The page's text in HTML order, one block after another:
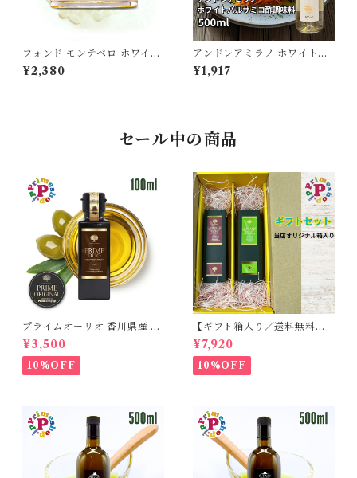
フォンド モンテベロ ホワイト
バルサミコ パール モデナ産50
g FONDO MONTEBELLO
¥2,380
アンドレアミラノ ホワイトバ
ルサミコ酢調味料 Andrea Mi
lano del Duomo
¥1,917
セール中の商品
プライムオーリオ 香川県産 ミ
ッション種100% エキストラ
バージンオリーブオイル フー
ドアドベンチャー PRIME 高
級
¥3,500
10%OFF
【ギフト箱入り／送料無料】
プライムオーリオ香川ミッシ
ョン エキストラバージンオリ
ーブオイル と プライムオーリ
オ香川ルッカ エキストラバー
¥7,920
10%OFF